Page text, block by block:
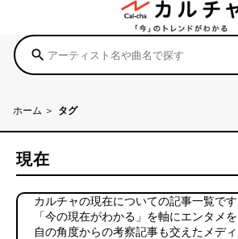
search
ホーム タグ
現在
カルチャの現在についての記事一覧で
「今の現在がわかる」を軸にエンタメ
自の角度からの考察記事も交えたメデ